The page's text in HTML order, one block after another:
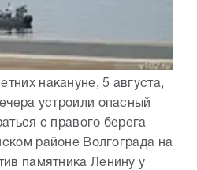
накануне, 5 августа,
устроили опасный
с правого берега
районе Волгограда на
памятника Ленину у